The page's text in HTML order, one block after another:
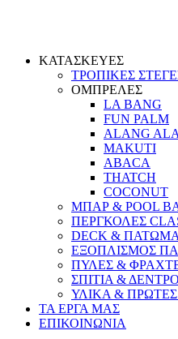
ΚΑΤΑΣΚΕΥΕΣ
ΤΡΟΠΙΚΕΣ
ΟΜΠΡΕΛΕΣ
LA BANG
FUN PALM
ALANG
MAKUTI
ABACA
THATCH
COCONUT
ΜΠΑΡ & POOL
ΠΕΡΓΚΟΛΕΣ
DECK &
ΕΞΟΠΛΙΣΜΟΣ
ΠΥΛΕΣ &
ΣΠΙΤΙΑ &
ΥΛΙΚΑ &
ΤΑ ΕΡΓΑ ΜΑΣ
ΕΠΙΚΟΙΝΩΝΙΑ